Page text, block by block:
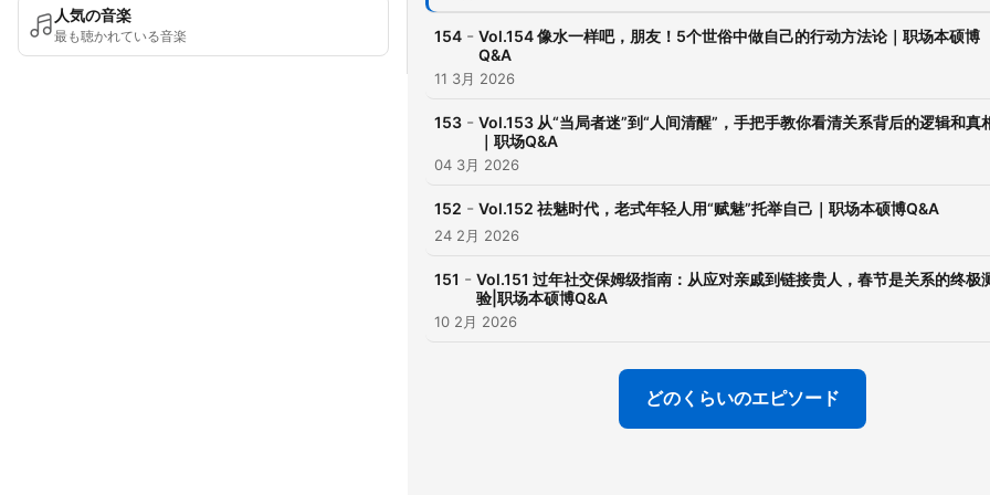
人気の音楽
最も聴かれている音楽
https://k.youshop10.com/
南》。 适合：本硕博、想要入门
https://k.youshop10.com/
群：qamaster33，注明本
加入!
154 - Vol.154 像水一样吧，朋友！5个世俗中做自己的行动方法论｜职场本硕博
Q&A
11 3月 2026
153 - Vol.153 从“当局者迷”到“人间清醒”，手把手教你看清关系背后的逻辑和真
｜职场Q&A
04 3月 2026
152 - Vol.152 祛魅时代，老式年轻人用“赋魅”托举自己｜职场本硕博Q&A
24 2月 2026
151 - Vol.151 过年社交保姆级指南：从应对亲戚到链接贵人，春节是关系的终极
验|职场本硕博Q&A
10 2月 2026
どのくらいのエピソード